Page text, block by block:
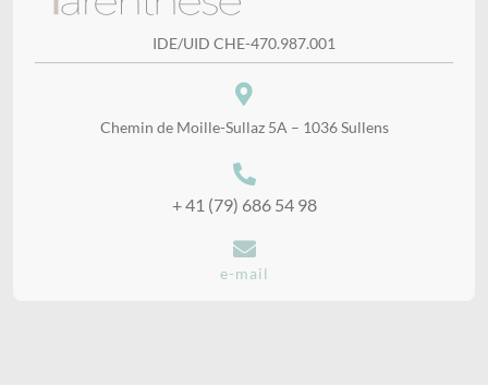
IDE/UID CHE-470.987.001
Chemin de Moille-Sullaz 5A – 1036 Sullens
+ 41 (79) 686 54 98
e-mail